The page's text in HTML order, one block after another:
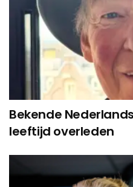
Bekende
leeftijd overleden